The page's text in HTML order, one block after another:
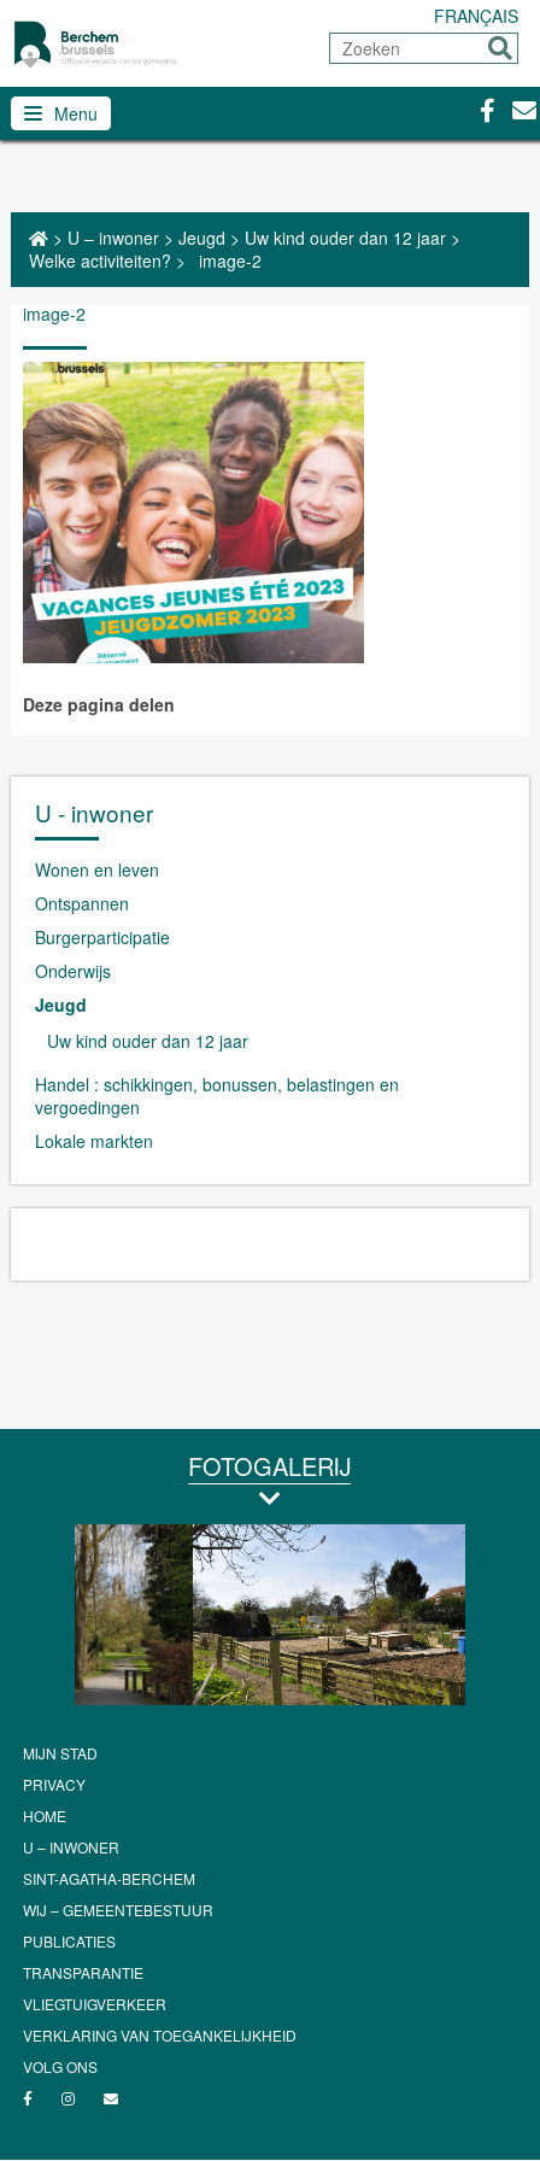
FRANÇAIS
Zoeken
Sturen
Menu
> U – inwoner> Jeugd > Uw kind ouder dan 12 jaar>
Welke activiteiten? > image-2
image-2
Deze pagina delen
U - inwoner
Wonen en leven
Ontspannen
Burgerparticipatie
Onderwijs
Jeugd
Uw kind ouder dan 12 jaar
Handel : schikkingen, bonussen, belastingen en
vergoedingen
Lokale markten
FOTOGALERIJ
MIJN STAD
PRIVACY
HOME
U – INWONER
SINT-AGATHA-BERCHEM
WIJ – GEMEENTEBESTUUR
PUBLICATIES
TRANSPARANTIE
VLIEGTUIGVERKEER
VERKLARING VAN TOEGANKELIJKHEID
VOLG ONS